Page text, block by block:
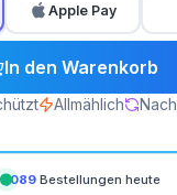
Apple Pay
In den Warenkorb
Allmählich
1,089 Bestellungen heute